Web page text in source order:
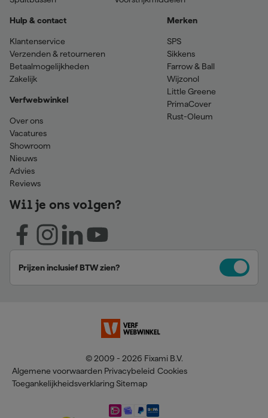
Hulp & contact
Klantenservice
Verzenden & retourneren
Betaalmogelijkheden
Zakelijk
Verfwebwinkel
Over ons
Vacatures
Showroom
Nieuws
Advies
Reviews
Merken
SPS
Sikkens
Farrow & Ball
Wijzonol
Little Greene
PrimaCover
Rust-Oleum
Wil je ons volgen?
Prijzen inclusief BTW zien?
© 2009 - 2026 Fixami B.V.
Algemene voorwaarden Privacybeleid Cookies
Toegankelijkheidsverklaring Sitemap